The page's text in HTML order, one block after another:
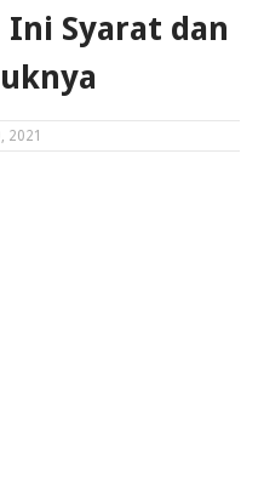
Syarat dan
2021